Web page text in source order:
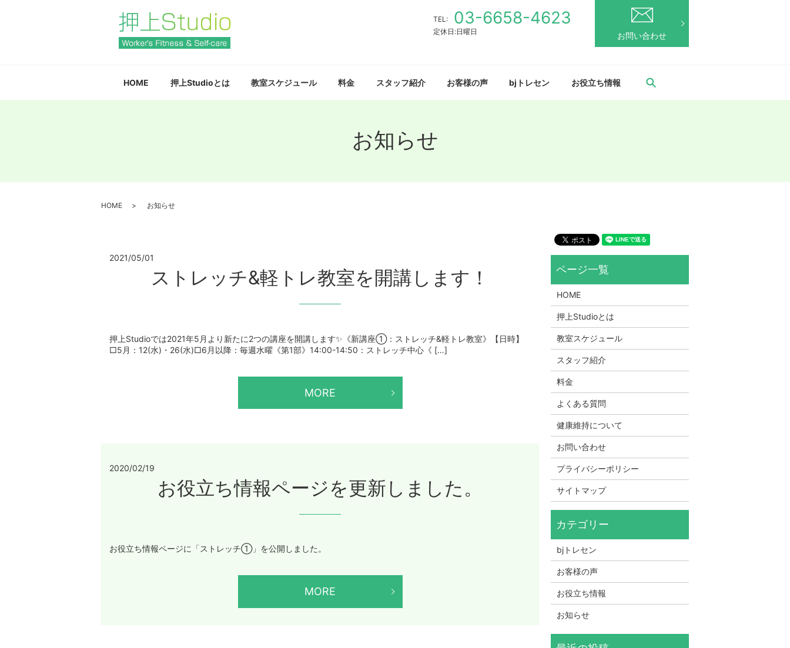
TEL: 03-6658-4623
定休日:日曜日 お問い合わせ
HOME 押上Studioとは 教室スケジュール 料金 スタッフ紹介 お客様の声 bjトレセン お役立ち情報
お知らせ
HOME お知らせ
2021/05/01
ストレッチ&軽トレ教室を開講します！
押上Studioでは2021年5月より新たに2つの講座を開講します✨《新講座①：ストレッチ&軽トレ教室》【日時】
□5月：12(水)・26(水)□6月以降：毎週水曜《第1部》14:00-14:50：ストレッチ中心《 […]
MORE
2020/02/19
お役立ち情報ページを更新しました。
お役立ち情報ページに「ストレッチ①」を公開しました。
MORE
HOME
押上Studioとは
教室スケジュール
スタッフ紹介
料金
よくある質問
健康維持について
お問い合わせ
プライバシーポリシー
サイトマップ
bjトレセン
お客様の声
お役立ち情報
お知らせ